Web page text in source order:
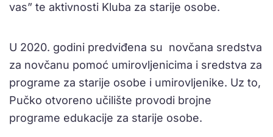
vas” te aktivnosti Kluba za starije osobe.
U 2020. godini predviđena su novčana sredstva
za novčanu pomoć umirovljenicima i sredstva za
programe za starije osobe i umirovljenike. Uz to,
Pučko otvoreno učilište provodi brojne
programe edukacije za starije osobe.